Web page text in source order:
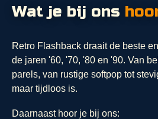
Wat je bij ons
Retro Flashback draait de beste
de jaren '60, '70, '80 en '90. Van
parels, van rustige softpop tot
maar tijdloos is.
Daarnaast hoor je bij ons: